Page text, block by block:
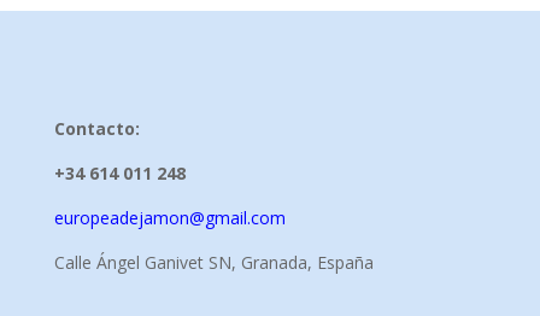
Contacto:
+34 614 011 248
europeadejamon@gmail.com
Calle Ángel Ganivet SN, Granada, España